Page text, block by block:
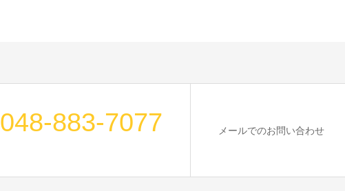
048-883-7077 メールでのお問い合わせ